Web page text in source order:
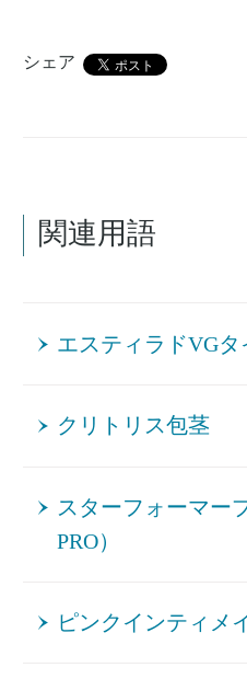
シェア
関連用語
エスティラドVG
クリトリス包茎
スターフォーマー
PRO）
ピンクインティメ